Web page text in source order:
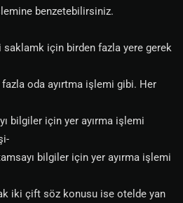
benzetebilirsiniz.
için birden fazla yere gerek
oda ayırtma işlemi gibi. Her
bilgiler için yer ayırma işlemi
bilgiler için yer ayırma işlemi
iki çift söz konusu ise otelde yan